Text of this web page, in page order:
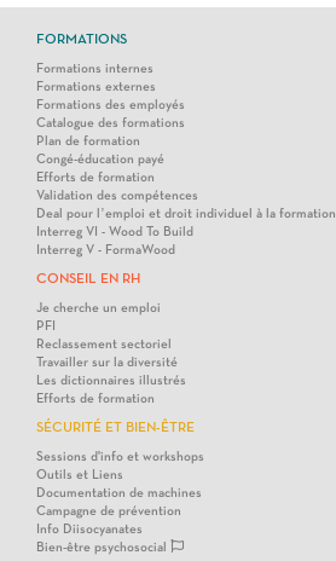
FORMATIONS
Formations internes
Formations externes
Formations des employés
Catalogue des formations
Plan de formation
Congé-éducation payé
Efforts de formation
Validation des compétences
Deal pour l’emploi et droit individuel à la formation
Interreg VI - Wood To Build
Interreg V - FormaWood
CONSEIL EN RH
Je cherche un emploi
PFI
Reclassement sectoriel
Travailler sur la diversité
Les dictionnaires illustrés
Efforts de formation
SÉCURITÉ ET BIEN-ÊTRE
Sessions d'info et workshops
Outils et Liens
Documentation de machines
Campagne de prévention
Info Diisocyanates
Bien-être psychosocial